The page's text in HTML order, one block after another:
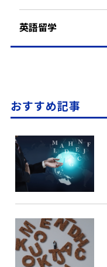
英語留学
おすすめ記事